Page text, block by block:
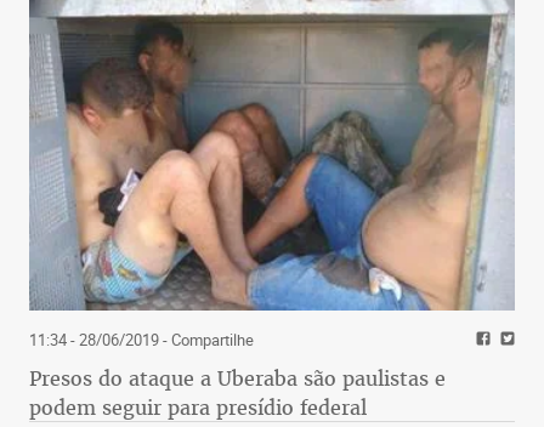
11:34 - 28/06/2019- Compartilhe
Presos do ataque a Uberaba são paulistas e
podem seguir para presídio federal